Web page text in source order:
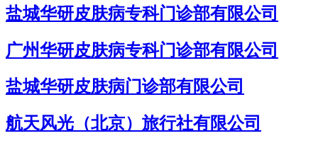
盐城华研皮肤病专科门诊部有限公司
广州华研皮肤病专科门诊部有限公司
盐城华研皮肤病门诊部有限公司
航天风光（北京）旅行社有限公司